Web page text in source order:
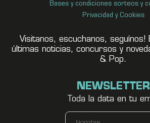
Bases y condiciones sorteos y
Privacidad y Cookies
Visitanos, escuchanos, seguínos!
últimas noticias, concursos y
& Pop.
NEWSLETTER
Toda la data en tu